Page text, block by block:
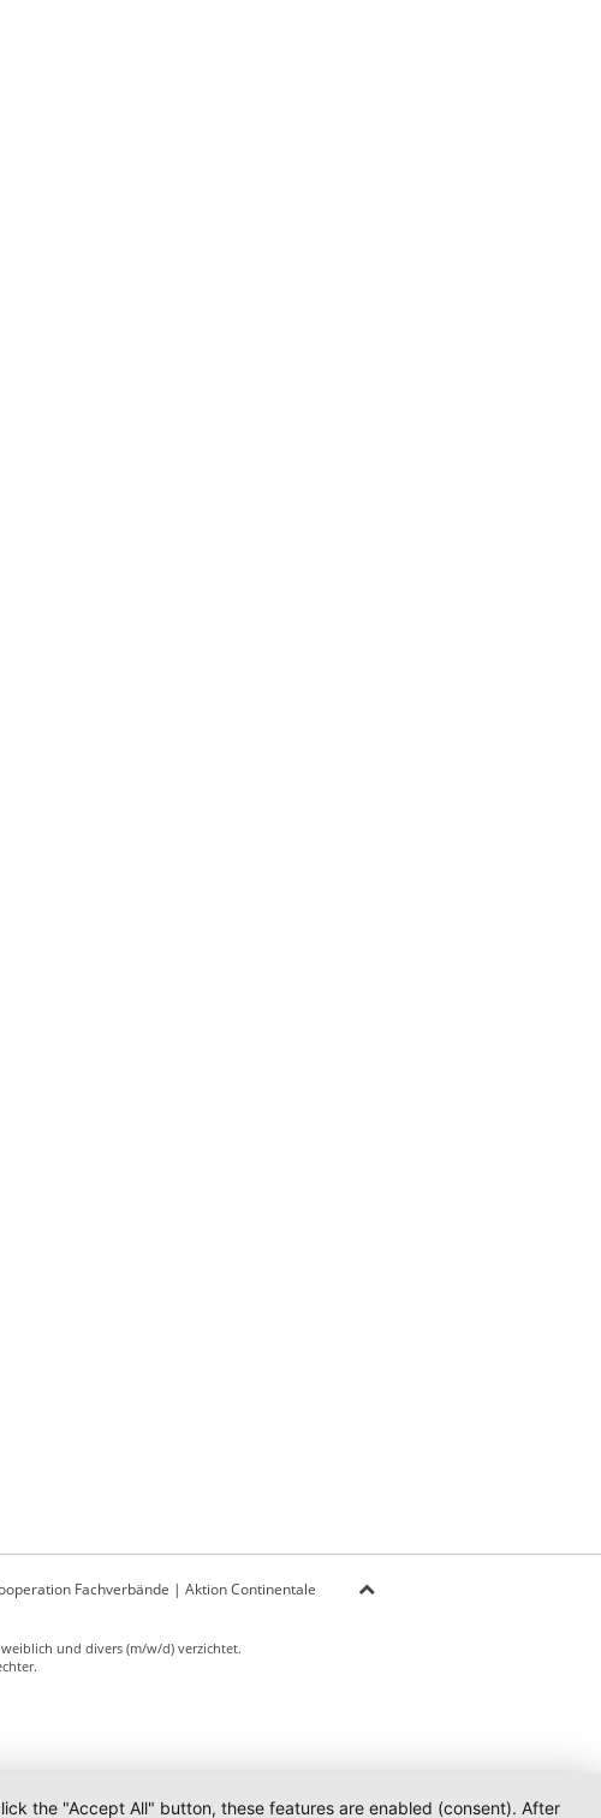
Fachverbände | Aktion Continentale
und divers (m/w/d) verzichtet.
the "Accept All" button, these features are enabled (consent). After